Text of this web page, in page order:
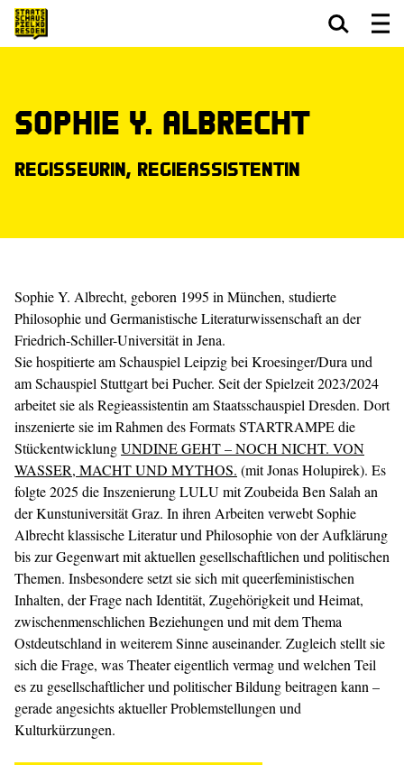
Sophie Y. Albrecht
Regisseurin, Regieassistentin
Sophie Y. Albrecht, geboren 1995 in München, studierte
Philosophie und Germanistische Literaturwissenschaft an der
Friedrich-Schiller-Universität in Jena.
Sie hospitierte am Schauspiel Leipzig bei Kroesinger/Dura und
am Schauspiel Stuttgart bei Pucher. Seit der Spielzeit 2023/2024
arbeitet sie als Regieassistentin am Staatsschauspiel Dresden. Dort
inszenierte sie im Rahmen des Formats STARTRAMPE die
StückentwicklungUNDINE GEHT – NOCH NICHT. VON
WASSER, MACHT UND MYTHOS. (mit Jonas Holupirek). Es
folgte 2025 die Inszenierung LULU mit Zoubeida Ben Salah an
der Kunstuniversität Graz. In ihren Arbeiten verwebt Sophie
Albrecht klassische Literatur und Philosophie von der Aufklärung
bis zur Gegenwart mit aktuellen gesellschaftlichen und politischen
Themen. Insbesondere setzt sie sich mit queerfeministischen
Inhalten, der Frage nach Identität, Zugehörigkeit und Heimat,
zwischenmenschlichen Beziehungen und mit dem Thema
Ostdeutschland in weiterem Sinne auseinander. Zugleich stellt sie
sich die Frage, was Theater eigentlich vermag und welchen Teil
es zu gesellschaftlicher und politischer Bildung beitragen kann –
gerade angesichts aktueller Problemstellungen und
Kulturkürzungen.